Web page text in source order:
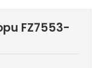
FZ7553-